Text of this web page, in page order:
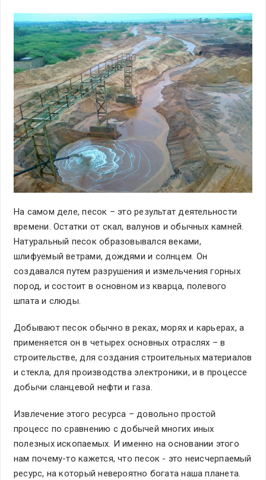
На самом деле, песок – это результат деятельности
времени. Остатки от скал, валунов и обычных камней.
Натуральный песок образовывался веками,
шлифуемый ветрами, дождями и солнцем. Он
создавался путем разрушения и измельчения горных
пород, и состоит в основном из кварца, полевого
шпата и слюды.
Добывают песок обычно в реках, морях и карьерах, а
применяется он в четырех основных отраслях – в
строительстве, для создания строительных материалов
и стекла, для производства электроники, и в процессе
добычи сланцевой нефти и газа.
Извлечение этого ресурса – довольно простой
процесс по сравнению с добычей многих иных
полезных ископаемых. И именно на основании этого
нам почему-то кажется, что песок - это неисчерпаемый
ресурс, на который невероятно богата наша планета.